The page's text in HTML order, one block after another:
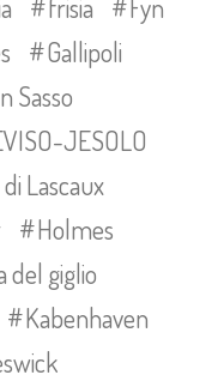
frisia
Fyn
Gallipoli
Sasso
JESOLO
Lascaux
Holmes
del giglio
Kabenhaven